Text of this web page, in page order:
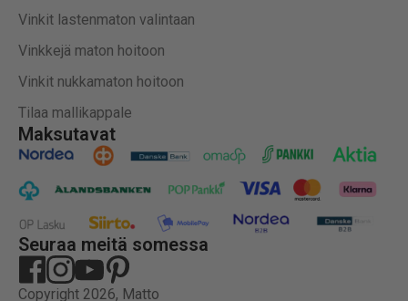
Maksutavat
Seuraa meitä somessa
Copyright 2026, Matto
Vinkit lastenmaton valintaan
Vinkkejä maton hoitoon
Vinkit nukkamaton hoitoon
Tilaa mallikappale